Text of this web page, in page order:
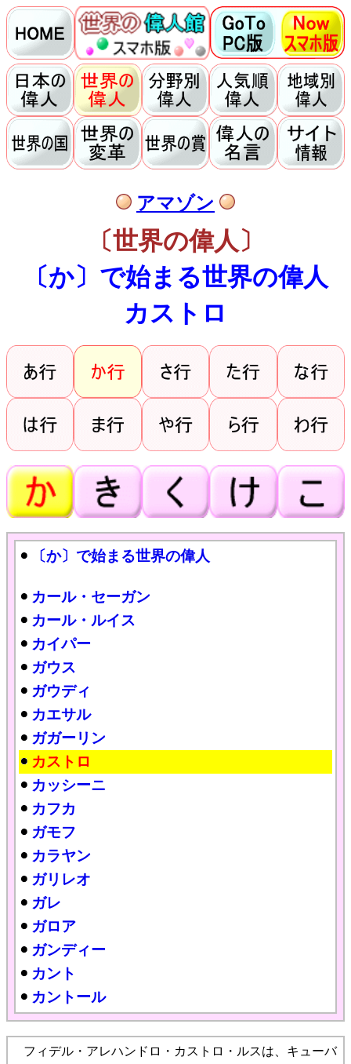
アマゾン
〔世界の偉人〕
〔か〕で始まる世界の偉人
カストロ
〔か〕で始まる世界の偉人
カール・セーガン
カール・ルイス
カイパー
ガウス
ガウディ
カエサル
ガガーリン
カストロ
カッシーニ
カフカ
ガモフ
カラヤン
ガリレオ
ガレ
ガロア
ガンディー
カント
カントール
フィデル・アレハンドロ・カストロ・ルスは、キューバ